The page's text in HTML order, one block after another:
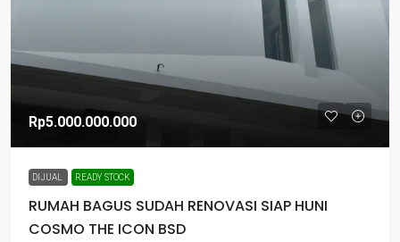
Rp5.000.000.000
DIJUAL READY STOCK
RUMAH BAGUS SUDAH RENOVASI SIAP HUNI
COSMO THE ICON BSD